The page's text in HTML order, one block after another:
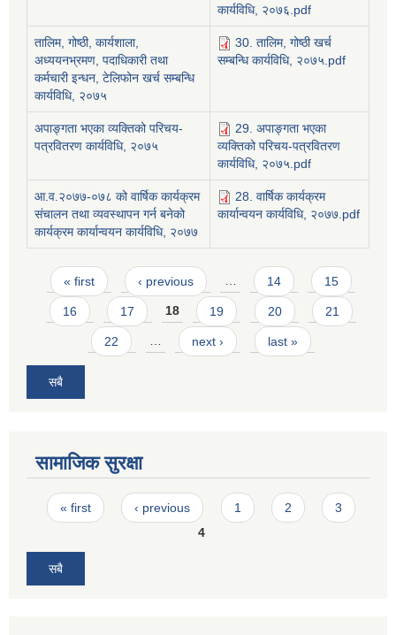
कार्यविधि, २०७६.pdf
तालिम, गोष्ठी, कार्यशाला,
अध्ययनभ्रमण, पदाधिकारी तथा
कर्मचारी इन्धन, टेलिफोन खर्च सम्बन्धि
कार्यविधि, २०७५
30. तालिम, गोष्ठी खर्च
सम्बन्धि कार्यविधि, २०७५.pdf
अपाङ्गता भएका व्यक्तिको परिचय-
पत्रवितरण कार्यविधि, २०७५
29. अपाङ्गता भएका
व्यक्तिको परिचय-पत्रवितरण
कार्यविधि, २०७५.pdf
आ.व.२०७७-०७८ को वार्षिक कार्यक्रम
संचालन तथा व्यवस्थापन गर्न बनेको
कार्यक्रम कार्यान्वयन कार्यविधि, २०७७
28. वार्षिक कार्यक्रम
कार्यान्वयन कार्यविधि, २०७७.pdf
Pages
« first ‹ previous … 14 15
16 17 18 19 20 21
22 … next › last »
सबै
सामाजिक सुरक्षा
Pages
« first ‹ previous 1 2
3
4
सबै